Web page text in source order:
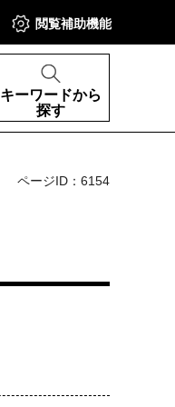
閲覧補助機能
キーワードから
探す
ページID：6154